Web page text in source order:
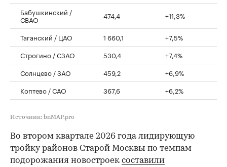
Бабушкинский /
СВАО 474,4 +11,3%
Таганский / ЦАО 1 660,1
+7,5%
Строгино / СЗАО
530,4
+7,4%
Солнцево / ЗАО
459,2
+6,9%
Коптево / САО
367,6 +6,2%
Источник: bnMAP.pro
Во втором квартале 2026 года лидирующую
тройку районов Старой Москвы по темпам
подорожания новостроек составили